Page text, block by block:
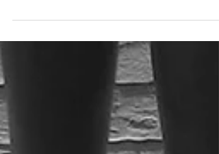
Filippo Manzini a cura di Giorgio
Verzotti